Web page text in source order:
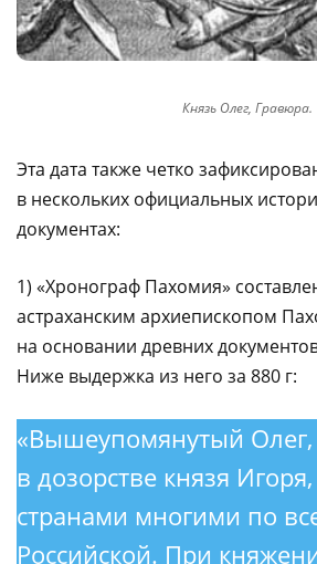
Князь Олег, Гравюра.
Эта дата также четко
в нескольких официальных
документах:
1) «Хронограф Пахомия»
астраханским архиепископом
на основании древних
Ниже выдержка из него за 880 г:
«Вышеупомянутый
в дозорстве князя
странами многими по
Российской. При